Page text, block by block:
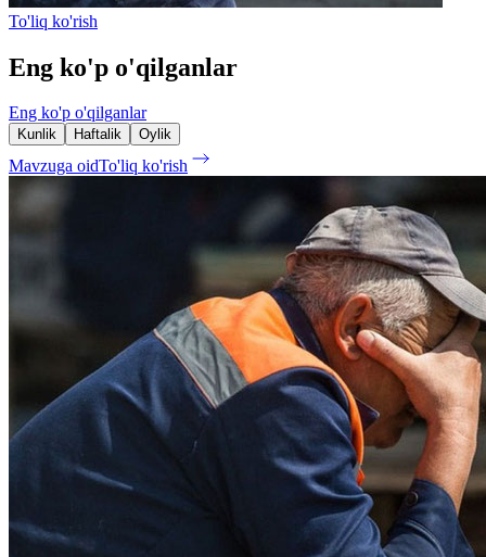
To'liq ko'rish
Eng ko'p o'qilganlar
Eng ko'p o'qilganlar
Kunlik Haftalik Oylik
Mavzuga oidTo'liq ko'rish